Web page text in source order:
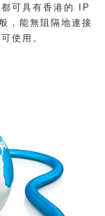
可具有香港的 IP
，能無阻隔地連接
使用。